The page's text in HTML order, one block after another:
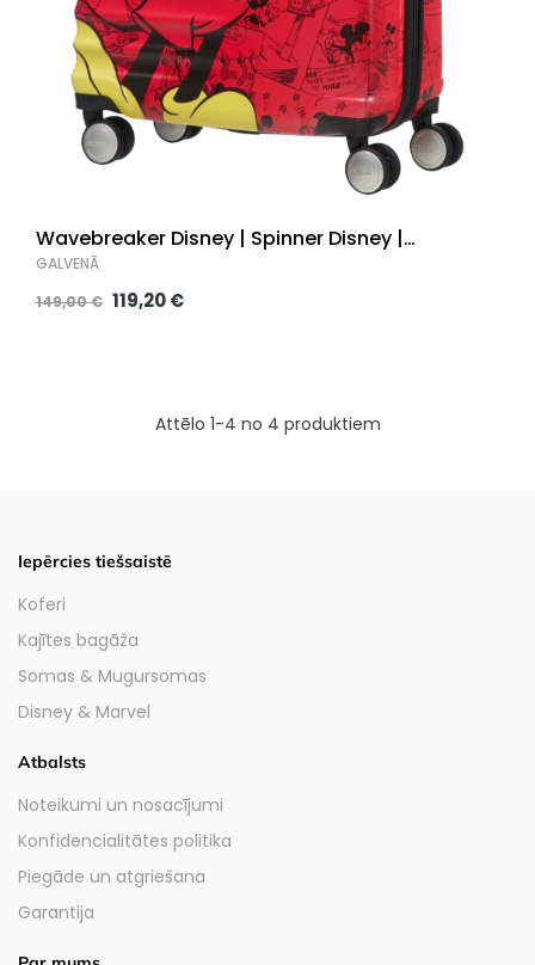
Wavebreaker Disney | Spinner Disney |
55x40x20cm |
GALVENĀ
149,00 € 119,20 €
Attēlo 1-4 no 4 produktiem
Iepērcies tiešsaistē
Koferi
Kajītes bagāža
Somas & Mugursomas
Disney & Marvel
Atbalsts
Noteikumi un nosacījumi
Konfidencialitātes politika
Piegāde un atgriešana
Garantija